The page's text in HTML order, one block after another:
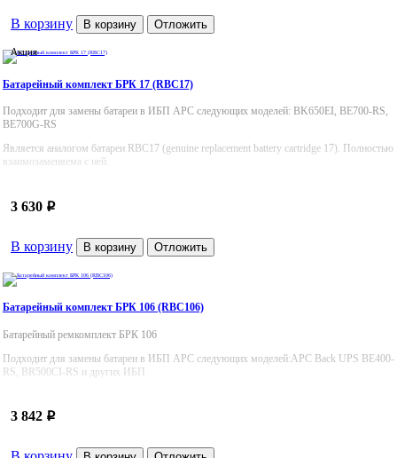
В корзину В корзину Отложить
Акция
Батарейный комплект БРК 17 (RBC17)
Подходит для замены батареи в ИБП APC следующих моделей: BK650EI, BE700-RS,
BE700G-RS
Является аналогом батареи RBC17 (genuine replacement battery cartridge 17). Полностью
взаимозаменяема с ней.
3 630 p
В корзину В корзину Отложить
Батарейный комплект БРК 106 (RBC106)
Батарейный ремкомплект БРК 106
Подходит для замены батареи в ИБП APC следующих моделей:APC Back UPS BE400-
RS, BR500CI-RS и других ИБП
3 842 p